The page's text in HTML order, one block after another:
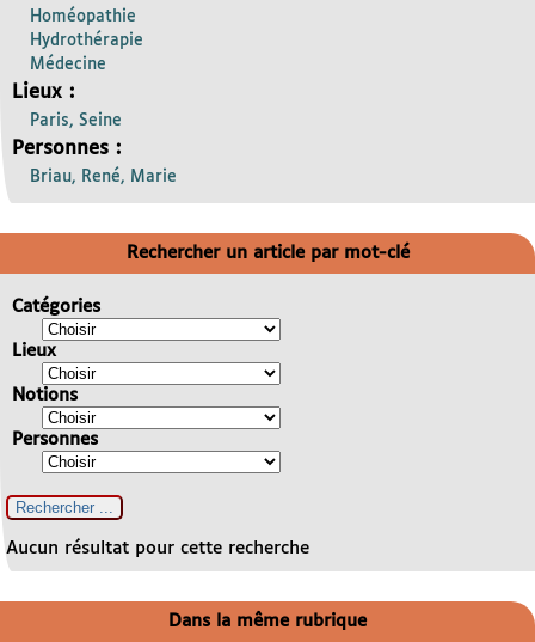
Homéopathie
Hydrothérapie
Médecine
Lieux :
Paris, Seine
Personnes :
Briau, René, Marie
Rechercher un article par mot-clé
Catégories
Lieux
Notions
Personnes
Aucun résultat pour cette recherche
Dans la même rubrique